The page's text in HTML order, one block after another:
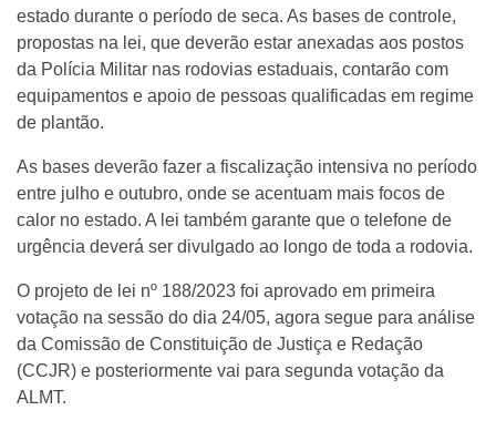
estado durante o período de seca. As bases de controle,
propostas na lei, que deverão estar anexadas aos postos
da Polícia Militar nas rodovias estaduais, contarão com
equipamentos e apoio de pessoas qualificadas em regime
de plantão.
As bases deverão fazer a fiscalização intensiva no período
entre julho e outubro, onde se acentuam mais focos de
calor no estado. A lei também garante que o telefone de
urgência deverá ser divulgado ao longo de toda a rodovia.
O projeto de lei nº 188/2023 foi aprovado em primeira
votação na sessão do dia 24/05, agora segue para análise
da Comissão de Constituição de Justiça e Redação
(CCJR) e posteriormente vai para segunda votação da
ALMT.